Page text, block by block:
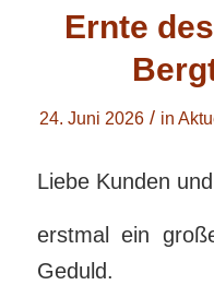
Ernte
24. Juni 2026 / in
Liebe Kunden
erstmal ein
Geduld.